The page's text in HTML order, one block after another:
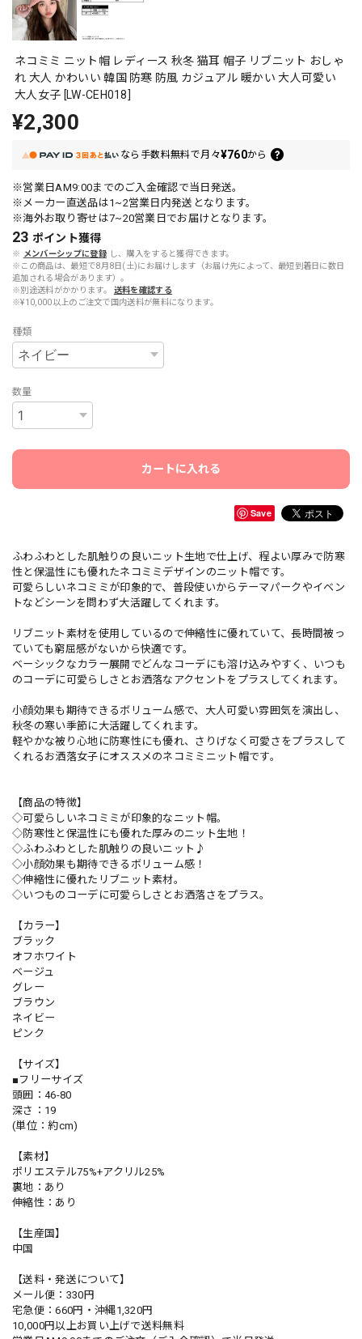
ネコミミ ニット帽 レディース 秋冬 猫耳 帽子 リブニット おしゃ
れ 大人 かわいい 韓国 防寒 防風 カジュアル 暖かい 大人可愛い
大人女子 [LW-CEH018]
¥2,300
なら 手数料無料で月々¥760から
※営業日AM9:00までのご入金確認で当日発送。
※メーカー直送品は1~2営業日内発送となります。
※海外お取り寄せは7~20営業日でお届けとなります。
23 ポイント獲得
※ メンバーシップに登録 し、購入をすると獲得できます。
※この商品は、最短で8月8日(土)にお届けします（お届け先によって、最短到着日に数日
追加される場合があります）。
※別途送料がかかります。
送料を確認する
※¥10,000以上のご注文で国内送料が無料になります。
種類
数量
カートに入れる
Save
ふわふわとした肌触りの良いニット生地で仕上げ、程よい厚みで防寒
性と保温性にも優れたネコミミデザインのニット帽です。
可愛らしいネコミミが印象的で、普段使いからテーマパークやイベン
トなどシーンを問わず大活躍してくれます。
リブニット素材を使用しているので伸縮性に優れていて、長時間被っ
ていても窮屈感がないから快適です。
ベーシックなカラー展開でどんなコーデにも溶け込みやすく、いつも
のコーデに可愛らしさとお洒落なアクセントをプラスしてくれます。
小顔効果も期待できるボリューム感で、大人可愛い雰囲気を演出し、
秋冬の寒い季節に大活躍してくれます。
軽やかな被り心地に防寒性にも優れ、さりげなく可愛さをプラスして
くれるお洒落女子にオススメのネコミミニット帽です。
【商品の特徴】
◇可愛らしいネコミミが印象的なニット帽。
◇防寒性と保温性にも優れた厚みのニット生地！
◇ふわふわとした肌触りの良いニット♪
◇小顔効果も期待できるボリューム感！
◇伸縮性に優れたリブニット素材。
◇いつものコーデに可愛らしさとお洒落さをプラス。
【カラー】
ブラック
オフホワイト
ベージュ
グレー
ブラウン
ネイビー
ピンク
【サイズ】
■フリーサイズ
頭囲：46-80
深さ：19
(単位：約cm)
【素材】
ポリエステル75%+アクリル25%
裏地：あり
伸縮性：あり
【生産国】
中国
【送料・発送について】
メール便：330円
宅急便：660円・沖縄1,320円
10,000円以上お買い上げで送料無料